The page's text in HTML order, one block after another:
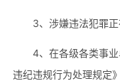
3、涉嫌违法犯罪
4、在各级各类事
违纪违规行为处理规定